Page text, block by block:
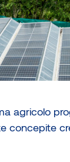
agricolo
concepite